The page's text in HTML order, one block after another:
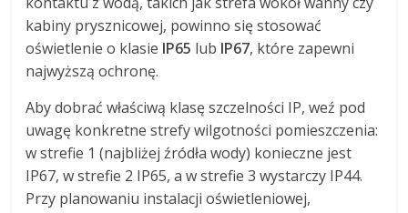
kabiny prysznicowej, powinno się stosować
oświetlenie o klasie IP65 lub IP67, które zapewni
najwyższą ochronę.
Aby dobrać właściwą klasę szczelności IP, weź pod
uwagę konkretne strefy wilgotności pomieszczenia:
w strefie 1 (najbliżej źródła wody) konieczne jest
IP67, w strefie 2 IP65, a w strefie 3 wystarczy IP44.
Przy planowaniu instalacji oświetleniowej,